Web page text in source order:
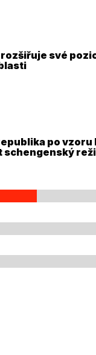
rozšiřuje své
po vzoru
schengenský